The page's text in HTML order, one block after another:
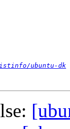
ubuntu-dk